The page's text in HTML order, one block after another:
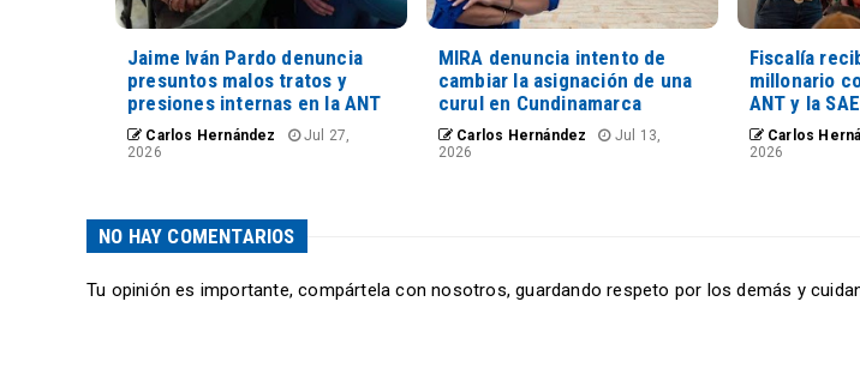
Jaime Iván Pardo denuncia
presuntos malos tratos y
presiones internas en la ANT
Carlos Hernández
Jul 27,
2026
MIRA denuncia intento de
cambiar la asignación de una
curul en Cundinamarca
Carlos Hernández
Jul 13,
2026
Fiscalía
millonario
ANT y la SAE
Carlos
2026
NO HAY COMENTARIOS
Tu opinión es importante, compártela con nosotros, guardando respeto por los demás y